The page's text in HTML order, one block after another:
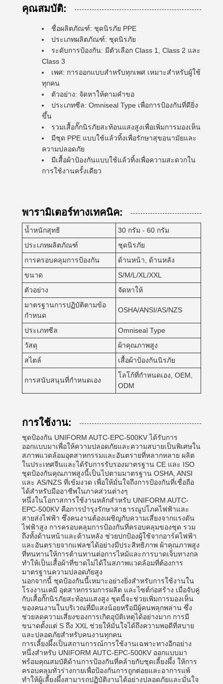
คุณสมบัติ:
ชื่อผลิตภัณฑ์: ชุดนิรภัย PPE
ประเภทผลิตภัณฑ์: ชุดนิรภัย
ระดับการป้องกัน: มีตัวเลือก Class 1, Class 2 และ
Class 3
เพศ: การออกแบบสำหรับทุกเพศ เหมาะสำหรับผู้ใช้
ทุกคน
ตัวอย่าง: จัดหาให้ตามคำขอ
ประเภทซีล: Omniseal Type เพื่อการป้องกันที่ดียิ่ง
ขึ้น
รวมเสื้อกั๊กนิรภัยสะท้อนแสงสูงเพื่อเพิ่มการมองเห็น
มีชุด PPE แบบใช้แล้วทิ้งเพื่อรักษาสุขอนามัยและ
ความปลอดภัย
มีเสื้อผ้าป้องกันแบบใช้แล้วทิ้งเพื่อความสะดวกใน
การใช้งานครั้งเดียว
พารามิเตอร์ทางเทคนิค:
น้ำหนักสุทธิ
30 กรัม - 60 กรัม
ประเภทผลิตภัณฑ์
ชุดนิรภัย
การครอบคลุมการป้องกัน
ด้านหน้า, ด้านหลัง
ขนาด
S/M/L/XL/XXL
ตัวอย่าง
จัดหาให้
มาตรฐานการปฏิบัติตามข้อ
กำหนด
OSHA/ANSI/AS/NZS
ประเภทซีล
Omniseal Type
วัสดุ
ผ้าคุณภาพสูง
สไตล์
เสื้อผ้าป้องกันนิรภัย
การสนับสนุนที่กำหนดเอง
โลโก้ที่กำหนดเอง, OEM,
ODM
การใช้งาน:
ชุดป้องกัน UNIFORM AUTC-EPC-500KV ได้รับการ
ออกแบบมาเพื่อให้ความปลอดภัยและความสบายเป็นพิเศษใน
สภาพแวดล้อมอุตสาหกรรมและอันตรายที่หลากหลาย ผลิต
ในประเทศจีนและได้รับการรับรองมาตรฐาน CE และ ISO
ชุดป้องกันคุณภาพสูงนี้เป็นไปตามมาตรฐาน OSHA, ANSI
และ AS/NZS ที่เข้มงวด เพื่อให้มั่นใจถึงการป้องกันที่เชื่อถือ
ได้สำหรับมืออาชีพในภาคส่วนต่างๆ
หนึ่งในโอกาสการใช้งานหลักสำหรับ UNIFORM AUTC-
EPC-500KV คือการบำรุงรักษาสาธารณูปโภคไฟฟ้าและ
สายส่งไฟฟ้า ซึ่งคนงานต้องเผชิญกับความเสี่ยงจากแรงดัน
ไฟฟ้าสูง การครอบคลุมการป้องกันที่ครอบคลุมของชุด รวม
ถึงทั้งด้านหน้าและด้านหลัง ช่วยปกป้องผู้ใช้จากอาร์คไฟฟ้า
และอันตรายจากแฟลชได้อย่างมีประสิทธิภาพ ผ้าคุณภาพสูง
ที่ทนทานให้การต้านทานต่อการไหม้และการบาดเจ็บทางกล
ทำให้เป็นเสื้อผ้าที่ขาดไม่ได้ในสภาพแวดล้อมที่ต้องการ
มาตรฐานความปลอดภัยสูง
นอกจากนี้ ชุดป้องกันนี้เหมาะอย่างยิ่งสำหรับการใช้งานใน
โรงงานเคมี อุตสาหกรรมการผลิต และไซต์ก่อสร้าง เมื่อจับคู่
กับเสื้อกั๊กนิรภัยสะท้อนแสงสูง ชุดนี้จะช่วยเพิ่มการมองเห็น
ของคนงานในบริเวณที่มีแสงน้อยหรือมีผู้คนพลุกพล่าน ซึ่ง
ช่วยลดความเสี่ยงของการเกิดอุบัติเหตุได้อย่างมาก การมี
ขนาดตั้งแต่ S ถึง XXL ช่วยให้มั่นใจได้ถึงความพอดีที่สบาย
และปลอดภัยสำหรับคนงานทุกคน
การเลี้ยงผึ้งเป็นสถานการณ์การใช้งานเฉพาะทางอีกอย่าง
หนึ่งสำหรับ UNIFORM AUTC-EPC-500KV ออกแบบมา
พร้อมคุณสมบัติด้านการป้องกันที่คล้ายกับชุดเลี้ยงผึ้ง ให้การ
ครอบคลุมทั่วร่างกายเพื่อป้องกันการถูกต่อยและอาการแพ้
ทำให้ผู้เลี้ยงผึ้งสามารถปฏิบัติงานได้อย่างปลอดภัยและมั่นใจ